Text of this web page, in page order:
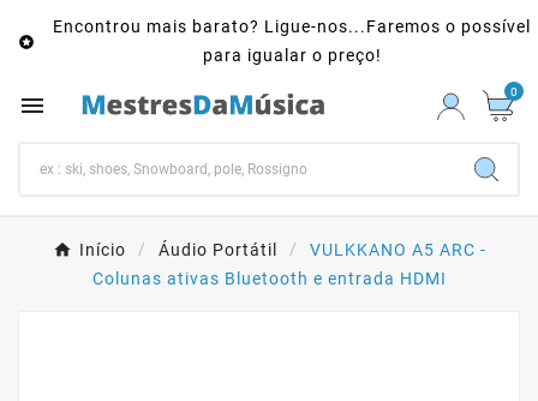

Encontrou mais barato? Ligue-nos...Faremos o possível
para igualar o preço!
 0
Início Áudio Portátil
VULKKANO A5 ARC -
Colunas ativas Bluetooth e entrada HDMI